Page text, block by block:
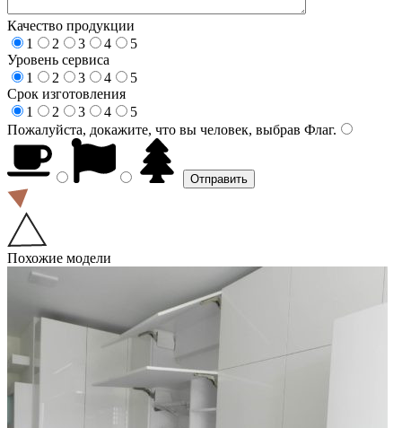
Качество продукции
1
2 3 4
5
Уровень сервиса
1
2 3 4
5
Срок изготовления
1
2 3 4
5
Пожалуйста, докажите, что вы человек, выбрав Флаг.
Похожие модели